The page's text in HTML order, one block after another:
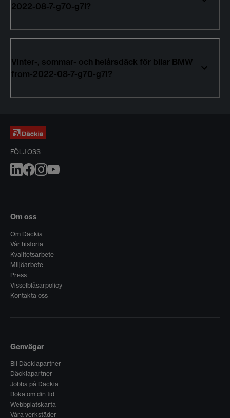
2022-08-7-g70-g7l?
Vinter-, sommar- och helårsdäck för bilar BMW
from-2022-08-7-g70-g7l?
FÖLJ OSS
Om oss
Om Däckia
Vår historia
Kvalitetsarbete
Miljöarbete
Press
Visselblåsarpolicy
Kontakta oss
Genvägar
Bli Däckiapartner
Däckiapartner
Jobba på Däckia
Boka om din tid
Webbplatskarta
Våra verkstäder